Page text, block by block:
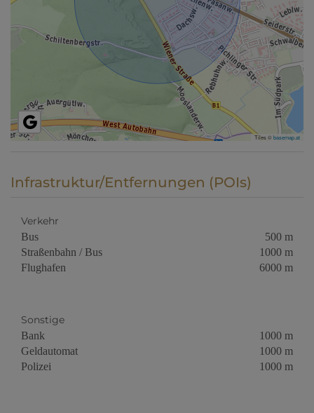
Tiles ©basemap.at
Infrastruktur/Entfernungen (POIs)
Verkehr
Bus
500 m
Straßenbahn / Bus
1000 m
Flughafen
6000 m
Sonstige
Bank
1000 m
Geldautomat
1000 m
Polizei
1000 m